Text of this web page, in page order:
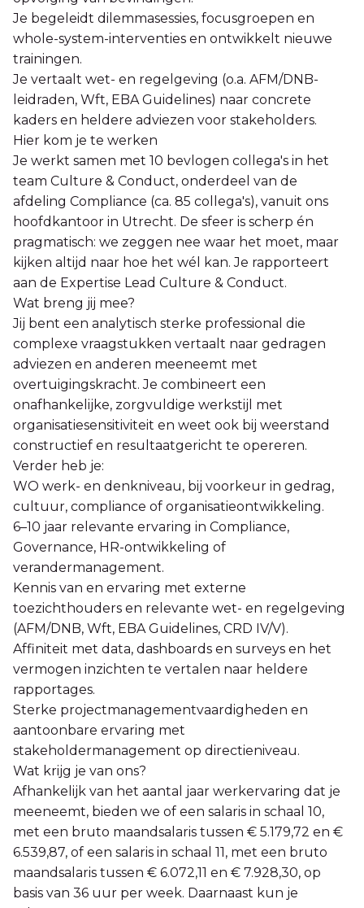
Je begeleidt dilemmasessies, focusgroepen en
whole-system-interventies en ontwikkelt nieuwe
trainingen.
Je vertaalt wet- en regelgeving (o.a. AFM/DNB-
leidraden, Wft, EBA Guidelines) naar concrete
kaders en heldere adviezen voor stakeholders.
Hier kom je te werken
Je werkt samen met 10 bevlogen collega's in het
team Culture & Conduct, onderdeel van de
afdeling Compliance (ca. 85 collega's), vanuit ons
hoofdkantoor in Utrecht. De sfeer is scherp én
pragmatisch: we zeggen nee waar het moet, maar
kijken altijd naar hoe het wél kan. Je rapporteert
aan de Expertise Lead Culture & Conduct.
Wat breng jij mee?
Jij bent een analytisch sterke professional die
complexe vraagstukken vertaalt naar gedragen
adviezen en anderen meeneemt met
overtuigingskracht. Je combineert een
onafhankelijke, zorgvuldige werkstijl met
organisatiesensitiviteit en weet ook bij weerstand
constructief en resultaatgericht te opereren.
Verder heb je:
WO werk- en denkniveau, bij voorkeur in gedrag,
cultuur, compliance of organisatieontwikkeling.
6–10 jaar relevante ervaring in Compliance,
Governance, HR-ontwikkeling of
verandermanagement.
Kennis van en ervaring met externe
toezichthouders en relevante wet- en regelgeving
(AFM/DNB, Wft, EBA Guidelines, CRD IV/V).
Affiniteit met data, dashboards en surveys en het
vermogen inzichten te vertalen naar heldere
rapportages.
Sterke projectmanagementvaardigheden en
aantoonbare ervaring met
stakeholdermanagement op directieniveau.
Wat krijg je van ons?
Afhankelijk van het aantal jaar werkervaring dat je
meeneemt, bieden we of een salaris in schaal 10,
met een bruto maandsalaris tussen € 5.179,72 en €
6.539,87, of een salaris in schaal 11, met een bruto
maandsalaris tussen € 6.072,11 en € 7.928,30, op
basis van 36 uur per week. Daarnaast kun je